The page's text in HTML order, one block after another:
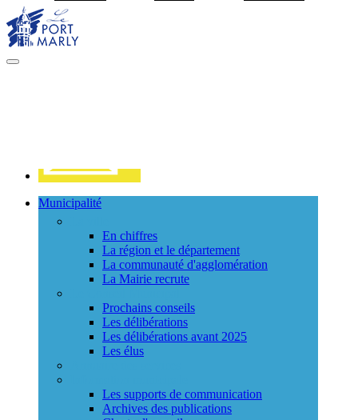
MENU
Municipalité
En chiffres
La région et le département
La communauté d'agglomération
La Mairie recrute
Prochains conseils
Les délibérations
Les délibérations avant 2025
Les élus
Les supports de communication
Archives des publications